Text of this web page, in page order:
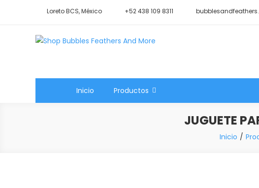
Loreto BCS, México +52 438 109 8311
Inicio Productos
JUGUETE
Inicio